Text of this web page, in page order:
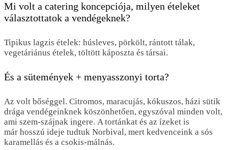
Mi volt a catering koncepciója, milyen ételeket
választottatok a vendégeknek?
Tipikus lagzis ételek: húsleves, pörkölt, rántott tálak,
vegetáriánus ételek, töltött káposzta és társai.
És a sütemények + menyasszonyi torta?
Az volt bőséggel. Citromos, maracujás, kókuszos, házi sütik
drága vendégeinknek köszönhetően, egyszóval minden volt,
ami szem-szájnak ingere. A tortánkat és az ízeket is
már hosszú ideje tudtuk Norbival, mert kedvenceink a sós
karamellás és a csokis-málnás.